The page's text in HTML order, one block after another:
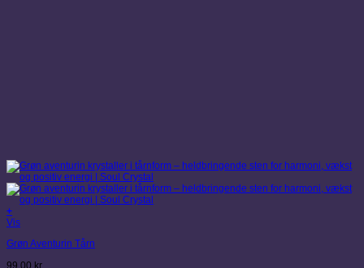
+
Vis
Grøn Aventurin Tårn
99,00 kr.